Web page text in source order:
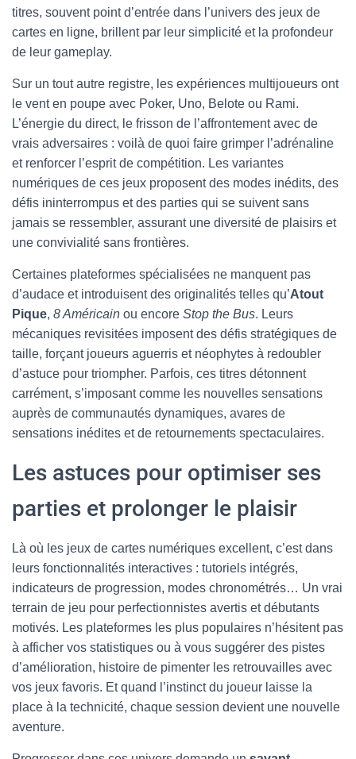
titres, souvent point d’entrée dans l’univers des jeux de
cartes en ligne, brillent par leur simplicité et la profondeur
de leur gameplay.
Sur un tout autre registre, les expériences multijoueurs ont
le vent en poupe avec Poker, Uno, Belote ou Rami.
L’énergie du direct, le frisson de l’affrontement avec de
vrais adversaires : voilà de quoi faire grimper l’adrénaline
et renforcer l’esprit de compétition. Les variantes
numériques de ces jeux proposent des modes inédits, des
défis ininterrompus et des parties qui se suivent sans
jamais se ressembler, assurant une diversité de plaisirs et
une convivialité sans frontières.
Certaines plateformes spécialisées ne manquent pas
d’audace et introduisent des originalités telles qu’Atout
Pique, 8 Américain ou encore Stop the Bus. Leurs
mécaniques revisitées imposent des défis stratégiques de
taille, forçant joueurs aguerris et néophytes à redoubler
d’astuce pour triompher. Parfois, ces titres détonnent
carrément, s’imposant comme les nouvelles sensations
auprès de communautés dynamiques, avares de
sensations inédites et de retournements spectaculaires.
Les astuces pour optimiser ses
parties et prolonger le plaisir
Là où les jeux de cartes numériques excellent, c’est dans
leurs fonctionnalités interactives : tutoriels intégrés,
indicateurs de progression, modes chronométrés… Un vrai
terrain de jeu pour perfectionnistes avertis et débutants
motivés. Les plateformes les plus populaires n’hésitent pas
à afficher vos statistiques ou à vous suggérer des pistes
d’amélioration, histoire de pimenter les retrouvailles avec
vos jeux favoris. Et quand l’instinct du joueur laisse la
place à la technicité, chaque session devient une nouvelle
aventure.